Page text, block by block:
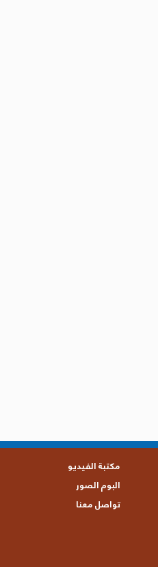
مكتبة الفيديو
البوم الصور
تواصل معنا